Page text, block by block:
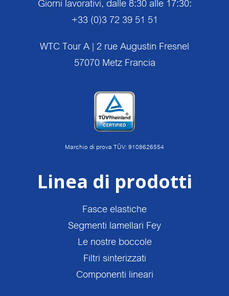
Giorni lavorativi, dalle 8:30 alle 17:30:
+33 (0)3 72 39 51 51
WTC Tour A | 2 rue Augustin Fresnel
57070 Metz Francia
Marchio di prova TÜV: 9108626554
Linea di prodotti
Fasce elastiche
Segmenti lamellari Fey
Le nostre boccole
Filtri sinterizzati
Componenti lineari